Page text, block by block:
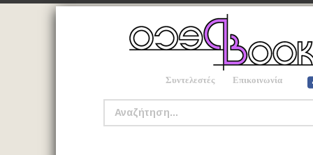
Συντελεστές Επικοινωνία